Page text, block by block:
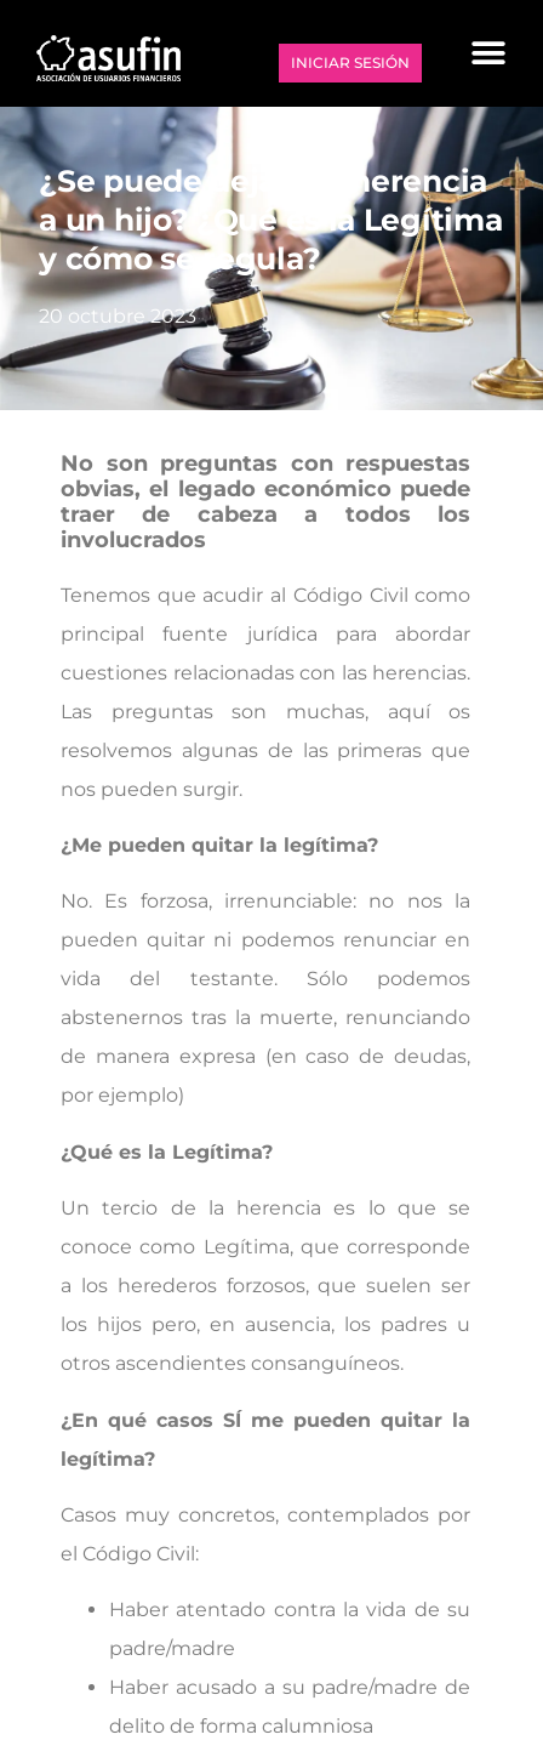
INICIAR SESIÓN
¿Se puede dejar sin herencia
a un hijo? ¿Qué es la Legítima
y cómo se regula?
20 octubre 2023
No son preguntas con respuestas
obvias, el legado económico puede
traer de cabeza a todos los
involucrados
Tenemos que acudir al Código Civil como
principal fuente jurídica para abordar
cuestiones relacionadas con las herencias.
Las preguntas son muchas, aquí os
resolvemos algunas de las primeras que
nos pueden surgir.
¿Me pueden quitar la legítima?
No. Es forzosa, irrenunciable: no nos la
pueden quitar ni podemos renunciar en
vida del testante. Sólo podemos
abstenernos tras la muerte, renunciando
de manera expresa (en caso de deudas,
por ejemplo)
¿Qué es la Legítima?
Un tercio de la herencia es lo que se
conoce como Legítima, que corresponde
a los herederos forzosos, que suelen ser
los hijos pero, en ausencia, los padres u
otros ascendientes consanguíneos.
¿En qué casos SÍ me pueden quitar la
legítima?
Casos muy concretos, contemplados por
el Código Civil:
Haber atentado contra la vida de su
padre/madre
Haber acusado a su padre/madre de
delito de forma calumniosa